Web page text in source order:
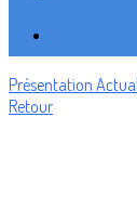
Présentation
Retour